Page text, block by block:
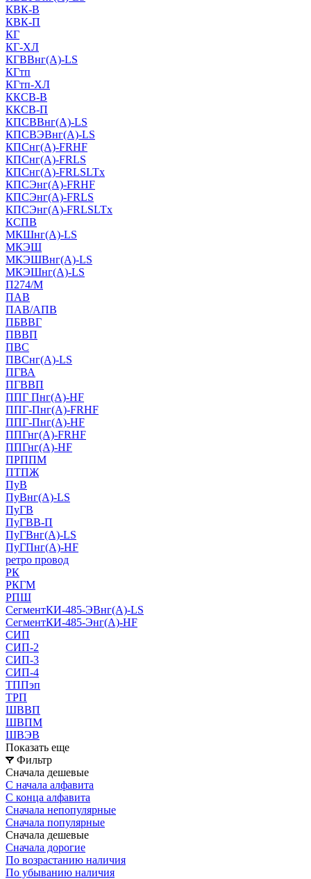
КВК-В
КВК-П
КГ
КГ-ХЛ
КГВВнг(А)-LS
КГтп
КГтп-ХЛ
ККСВ-В
ККСВ-П
КПСВВнг(А)-LS
КПСВЭВнг(А)-LS
КПСнг(А)-FRHF
КПСнг(А)-FRLS
КПСнг(А)-FRLSLTx
КПСЭнг(А)-FRHF
КПСЭнг(А)-FRLS
КПСЭнг(А)-FRLSLTx
КСПВ
МКШнг(А)-LS
МКЭШ
МКЭШВнг(А)-LS
МКЭШнг(А)-LS
П274/М
ПАВ
ПАВ/АПВ
ПБВВГ
ПВВП
ПВС
ПВСнг(А)-LS
ПГВА
ПГВВП
ППГ Пнг(А)-HF
ППГ-Пнг(А)-FRHF
ППГ-Пнг(А)-HF
ППГнг(А)-FRHF
ППГнг(А)-HF
ПРППМ
ПТПЖ
ПуВ
ПуВнг(А)-LS
ПуГВ
ПуГВВ-П
ПуГВнг(А)-LS
ПуГПнг(А)-HF
ретро провод
РК
РКГМ
РПШ
СегментКИ-485-ЭВнг(А)-LS
СегментКИ-485-Энг(А)-HF
СИП
СИП-2
СИП-3
СИП-4
ТППэп
ТРП
ШВВП
ШВПМ
ШВЭВ
Показать еще
Фильтр
Сначала дешевые
С начала алфавита
С конца алфавита
Сначала непопулярные
Сначала популярные
Сначала дешевые
Сначала дорогие
По возрастанию наличия
По убыванию наличия